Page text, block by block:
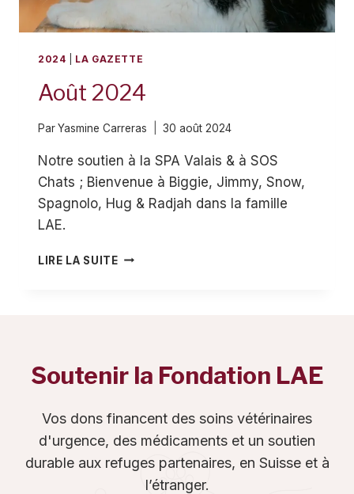
2024 LA GAZETTE
Août 2024
ParYasmine Carreras 30 août 2024
Notre soutien à la SPA Valais & à SOS
Chats ; Bienvenue à Biggie, Jimmy, Snow,
Spagnolo, Hug & Radjah dans la famille
LAE.
LIRE LA SUITEAOÛT
Soutenir la Fondation LAE
Vos dons financent des soins vétérinaires
d'urgence, des médicaments et un soutien
durable aux refuges partenaires, en Suisse et à
l’étranger.